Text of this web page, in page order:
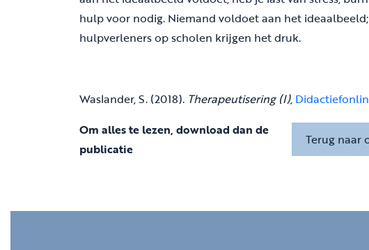
hulp voor nodig. Niemand voldoet aan het
hulpverleners op scholen krijgen het druk.
Waslander, S. (2018). Therapeutisering (I),
Om alles te lezen, download dan de
publicatie
Terug naar